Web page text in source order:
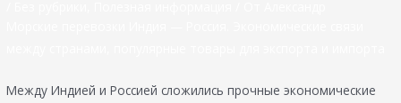
Между Индией и Россией сложились прочные экономические